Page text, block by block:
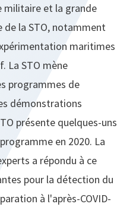
militaire et la grande
de la STO, notamment
maritimes
La STO mène
programmes de
démonstrations
présente quelques-uns
en 2020. La
a répondu à ce
pour la détection du
à l'après-COVID-